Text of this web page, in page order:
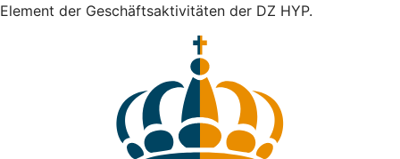
Element der Geschäftsaktivitäten der DZ HYP.